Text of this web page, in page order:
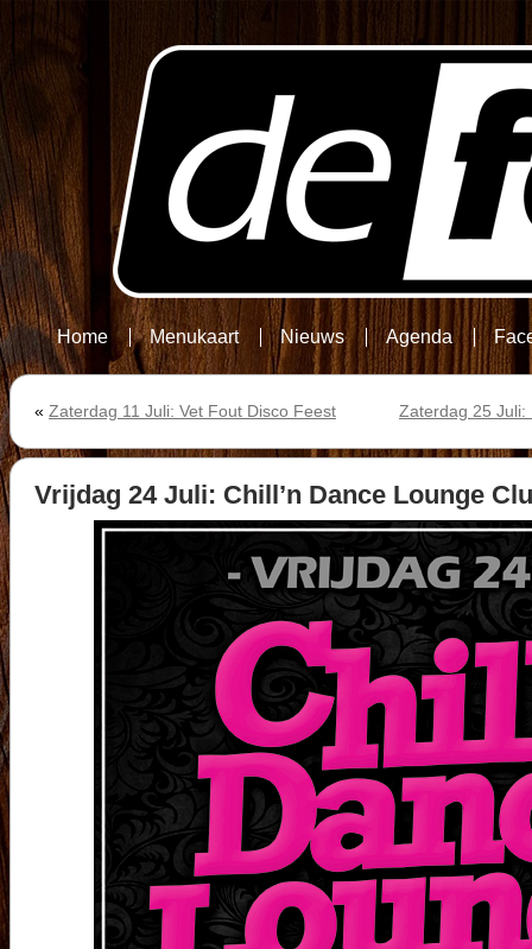
Home Menukaart Nieuws Agenda
« Zaterdag 11 Juli: Vet Fout Disco Feest Zaterdag 25 Juli:
Vrijdag 24 Juli: Chill’n Dance Lounge